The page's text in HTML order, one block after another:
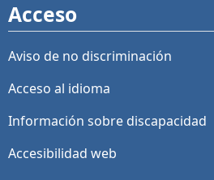
Acceso
Aviso de no discriminación
Acceso al idioma
Información sobre discapacidad
Accesibilidad web